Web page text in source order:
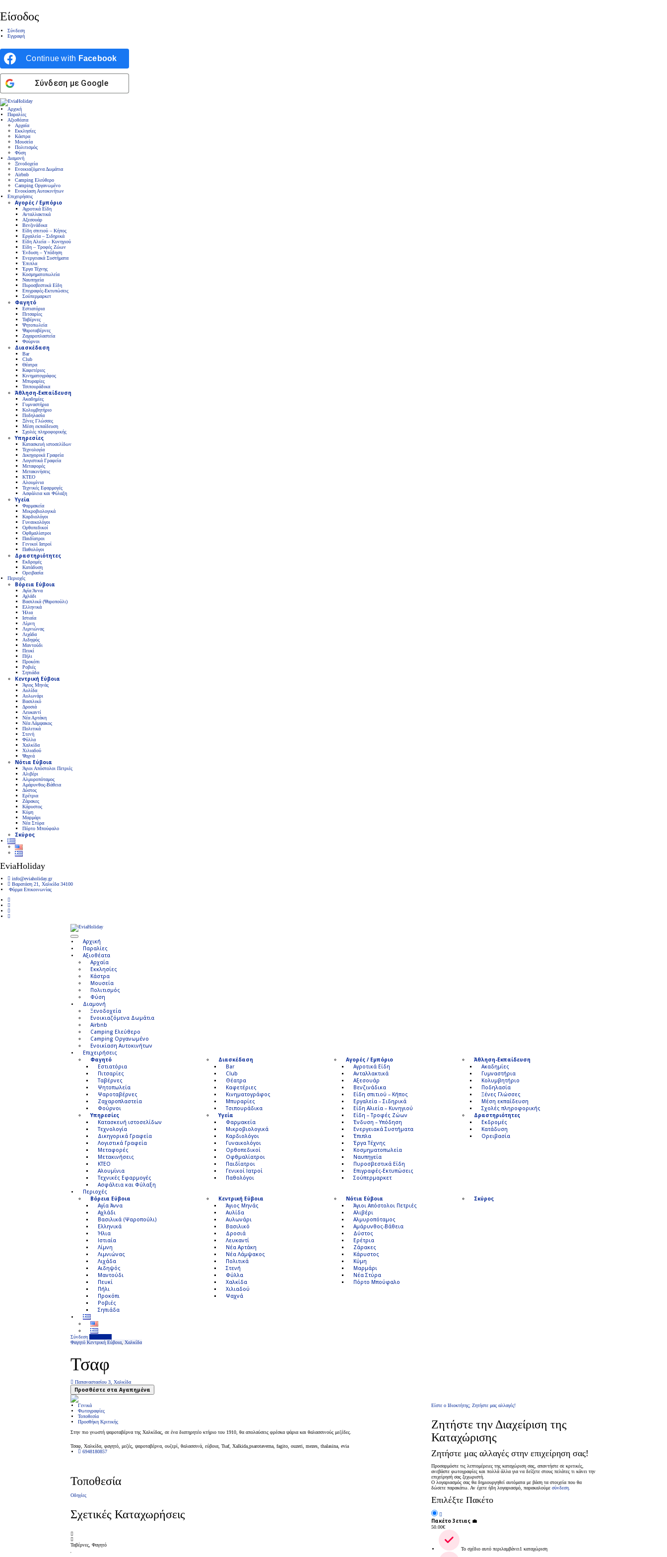
Είσοδος
Σύνδεση
Εγγραφή
Continue with Facebook
Σύνδεση με Google
Αρχική
Παραλίες
Αξιοθέατα
Αρχαία
Εκκλησίες
Κάστρα
Μουσεία
Πολιτισμός
Φύση
Διαμονή
Ξενοδοχεία
Ενοικιαζόμενα Δωμάτια
Airbnb
Camping Ελεύθερο
Camping Οργανωμένο
Ενοικίαση Αυτοκινήτων
Επιχειρήσεις
Αγορές / Εμπόριο
Αγροτικά Είδη
Ανταλλακτικά
Αξεσουάρ
Βενζινάδικα
Είδη σπιτιού – Κήπος
Εργαλεία – Σιδηρικά
Είδη Αλιεία – Κυνηγιού
Είδη – Τροφές Ζώων
Ένδυση – Υπόδηση
Ενεργειακά Συστήματα
Έπιπλα
Έργα Τέχνης
Κοσμηματοπωλεία
Ναυπηγεία
Πυροσβεστικά Είδη
Επιγραφές-Εκτυπώσεις
Σούπερμαρκετ
Φαγητό
Εστιατόρια
Πιτσαρίες
Ταβέρνες
Ψητοπωλεία
Ψαροταβέρνες
Ζαχαροπλαστεία
Φούρνοι
Διασκέδαση
Bar
Club
Θέατρα
Καφετέριες
Κινηματογράφος
Μπυραρίες
Τσιπουράδικα
Άθληση-Εκπαίδευση
Ακαδημίες
Γυμναστήρια
Κολυμβητήριο
Ποδηλασία
Ξένες Γλώσσες
Μέση εκπαίδευση
Σχολές πληροφορικής
Υπηρεσίες
Κατασκευή ιστοσελίδων
Τεχνολογία
Δικηγορικά Γραφεία
Λογιστικά Γραφεία
Μεταφορές
Μετακινήσεις
ΚΤΕΟ
Αλουμίνια
Τεχνικές Εφαρμογές
Ασφάλεια και Φύλαξη
Υγεία
Φαρμακεία
Μικροβιολογικά
Καρδιολόγοι
Γυναικολόγοι
Ορθοπεδικοί
Οφθμαλίατροι
Παιδίατροι
Γενικοί Ιατροί
Παθολόγοι
Δραστηριότητες
Εκδρομές
Κατάδυση
Ορειβασία
Περιοχές
Βόρεια Εύβοια
Αγία Άννα
Αχλάδι
Βασιλικά (Ψαροπούλι)
Ελληνικά
Ήλια
Ιστιαία
Λίμνη
Λιμνιώνας
Λιχάδα
Αιδηψός
Μαντούδι
Πευκί
Πήλι
Προκόπι
Ροβιές
Σηπιάδα
Κεντρική Εύβοια
Άγιος Μηνάς
Αυλίδα
Αυλωνάρι
Βασιλικό
Δροσιά
Λευκαντί
Νέα Αρτάκη
Νέα Λάμψακος
Πολιτικά
Στενή
Φύλλα
Χαλκίδα
Χιλιαδού
Ψαχνά
Νότια Εύβοια
Άγιοι Απόστολοι Πετριές
Αλιβέρι
Αλμυροπόταμος
Αμάρυνθος-Βάθεια
Δύστος
Ερέτρια
Ζάρακες
Κάρυστος
Κύμη
Μαρμάρι
Νέα Στύρα
Πόρτο Μπούφαλο
Σκύρος
EviaHoliday
info@eviaholiday.gr
Βαρατάση 21, Χαλκίδα 34100
Φόρμα Επικοινωνίας
Αρχική
Παραλίες
Αξιοθέατα
Αρχαία
Εκκλησίες
Κάστρα
Μουσεία
Πολιτισμός
Φύση
Διαμονή
Ξενοδοχεία
Ενοικιαζόμενα Δωμάτια
Airbnb
Camping Ελεύθερο
Camping Οργανωμένο
Ενοικίαση Αυτοκινήτων
Επιχειρήσεις
Αγορές / Εμπόριο
Αγροτικά Είδη
Ανταλλακτικά
Αξεσουάρ
Βενζινάδικα
Είδη σπιτιού – Κήπος
Εργαλεία – Σιδηρικά
Είδη Αλιεία – Κυνηγιού
Είδη – Τροφές Ζώων
Ένδυση – Υπόδηση
Ενεργειακά Συστήματα
Έπιπλα
Έργα Τέχνης
Κοσμηματοπωλεία
Ναυπηγεία
Πυροσβεστικά Είδη
Επιγραφές-Εκτυπώσεις
Σούπερμαρκετ
Φαγητό
Εστιατόρια
Πιτσαρίες
Ταβέρνες
Ψητοπωλεία
Ψαροταβέρνες
Ζαχαροπλαστεία
Φούρνοι
Διασκέδαση
Bar
Club
Θέατρα
Καφετέριες
Κινηματογράφος
Μπυραρίες
Τσιπουράδικα
Άθληση-Εκπαίδευση
Ακαδημίες
Γυμναστήρια
Κολυμβητήριο
Ποδηλασία
Ξένες Γλώσσες
Μέση εκπαίδευση
Σχολές πληροφορικής
Υπηρεσίες
Κατασκευή ιστοσελίδων
Τεχνολογία
Δικηγορικά Γραφεία
Λογιστικά Γραφεία
Μεταφορές
Μετακινήσεις
ΚΤΕΟ
Αλουμίνια
Τεχνικές Εφαρμογές
Ασφάλεια και Φύλαξη
Υγεία
Φαρμακεία
Μικροβιολογικά
Καρδιολόγοι
Γυναικολόγοι
Ορθοπεδικοί
Οφθμαλίατροι
Παιδίατροι
Γενικοί Ιατροί
Παθολόγοι
Δραστηριότητες
Εκδρομές
Κατάδυση
Ορειβασία
Περιοχές
Βόρεια Εύβοια
Αγία Άννα
Αχλάδι
Βασιλικά (Ψαροπούλι)
Ελληνικά
Ήλια
Ιστιαία
Λίμνη
Λιμνιώνας
Λιχάδα
Αιδηψός
Μαντούδι
Πευκί
Πήλι
Προκόπι
Ροβιές
Σηπιάδα
Κεντρική Εύβοια
Άγιος Μηνάς
Αυλίδα
Αυλωνάρι
Βασιλικό
Δροσιά
Λευκαντί
Νέα Αρτάκη
Νέα Λάμψακος
Πολιτικά
Στενή
Φύλλα
Χαλκίδα
Χιλιαδού
Ψαχνά
Νότια Εύβοια
Άγιοι Απόστολοι Πετριές
Αλιβέρι
Αλμυροπόταμος
Αμάρυνθος-Βάθεια
Δύστος
Ερέτρια
Ζάρακες
Κάρυστος
Κύμη
Μαρμάρι
Νέα Στύρα
Πόρτο Μπούφαλο
Σκύρος
Σύνδεση
Φαγητό Κεντρική Εύβοια Χαλκίδα
Τσαφ
Παπαναστασίου 3, Χαλκίδα
Προσθέστε στα Αγαπημένα
Γενικά
Φωτογραφίες
Τοποθεσία
Προσθήκη Κριτικής
Στην πιο γνωστή ψαροταβέρνα της Χαλκίδας, σε ένα διατηρητέο κτήριο του 1910, θα απολαύσεις φρέσκα ψάρια και θαλασσινούς μεζέδες.
Τσαφ, Χαλκίδα, φαγητό, μεζές, ψαροταβέρνα, ουζερί, θαλασσινά, εύβοια, Tsaf, Xalkida,psarotaverna, fagito, ouzeri, mezes, thalasina, evia
6948180857
Τοποθεσία
Οδηγίες
Σχετικές Καταχωρήσεις
Ταβέρνες, Φαγητό
Είστε ο Ιδιοκτήτης; Ζητήστε μας αλλαγές!
Ζητήστε την Διαχείριση της
Καταχώρισης
Ζητήστε μας αλλαγές στην επιχείρηση σας!
Προσαρμόστε τις λεπτομέρειες της καταχώριση σας, απαντήστε σε κριτικές,
ανεβάστε φωτογραφίες και πολλά άλλα για να δείξετε στους πελάτες τι κάνει την
επιχείρησή σας ξεχωριστή.
Ο λογαριασμός σας θα δημιουργηθεί αυτόματα με βάση τα στοιχεία που θα
δώσετε παρακάτω. Αν έχετε ήδη λογαριασμό, παρακαλούμε σύνδεση.
Επιλέξτε Πακέτο
Πακέτο 3ετιας 💼
50.00€
Το σχέδιο αυτό περιλαμβάνει1 καταχώριση